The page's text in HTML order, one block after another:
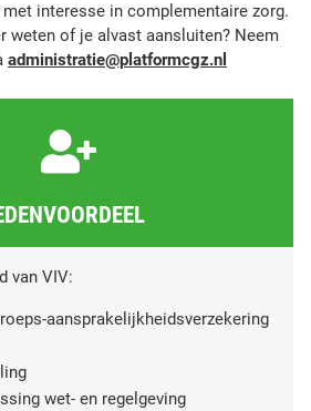
met interesse in complementaire zorg.
weten of je alvast aansluiten? Neem
administratie@platformcgz.nl
van VIV:
aansprakelijkheidsverzekering
wet- en regelgeving